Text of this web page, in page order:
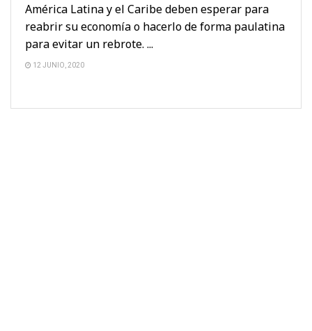
América Latina y el Caribe deben esperar para
reabrir su economía o hacerlo de forma paulatina
para evitar un rebrote. ...
12 JUNIO, 2020